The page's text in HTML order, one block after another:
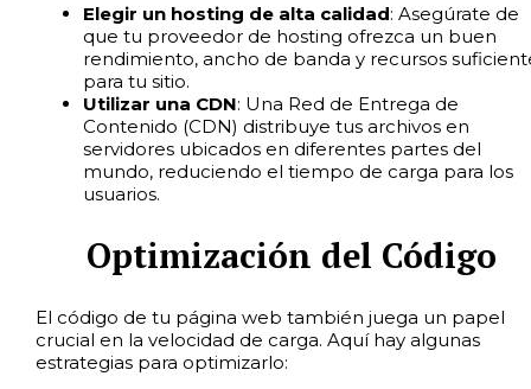
Elegir un hosting de alta calidad: Asegúrate de
que tu proveedor de hosting ofrezca un buen
rendimiento, ancho de banda y recursos
para tu sitio.
Utilizar una CDN: Una Red de Entrega de
Contenido (CDN) distribuye tus archivos en
servidores ubicados en diferentes partes del
mundo, reduciendo el tiempo de carga para los
usuarios.
Optimización del Código
El código de tu página web también juega un papel
crucial en la velocidad de carga. Aquí hay algunas
estrategias para optimizarlo: